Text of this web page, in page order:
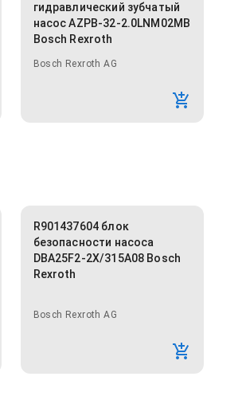
гидравлический зубчатый
насос AZPB-32-2.0LNM02MB
Bosch Rexroth
Bosch Rexroth AG
R901437604 блок
безопасности насоса
DBA25F2-2X/315A08 Bosch
Rexroth
Bosch Rexroth AG